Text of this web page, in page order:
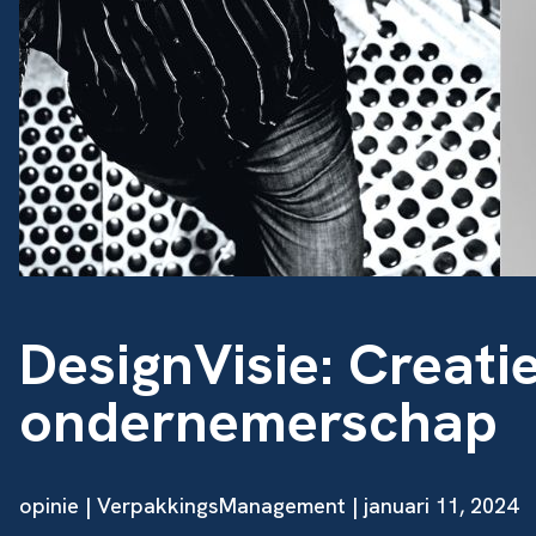
DesignVisie:
ondernemerschap
opinie | VerpakkingsManagement | januari 11, 2024